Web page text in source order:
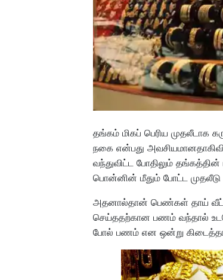
தங்கம் மிகப் பெரிய முதலீடாக
நகை என்பது
வந்துவிட்ட போதிலும்
பொன்னின் மீதும் போட்ட முதலீடு
அதனால்தான் பெண்கள் தாய்
செய்ததற்கான பணம் வந்தால்
போல் பணம் என ஒன்று